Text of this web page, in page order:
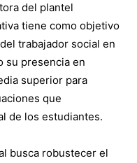
del plantel
tiene como objetivo
trabajador social en
su presencia en
superior para
que
de los estudiantes.
busca robustecer el